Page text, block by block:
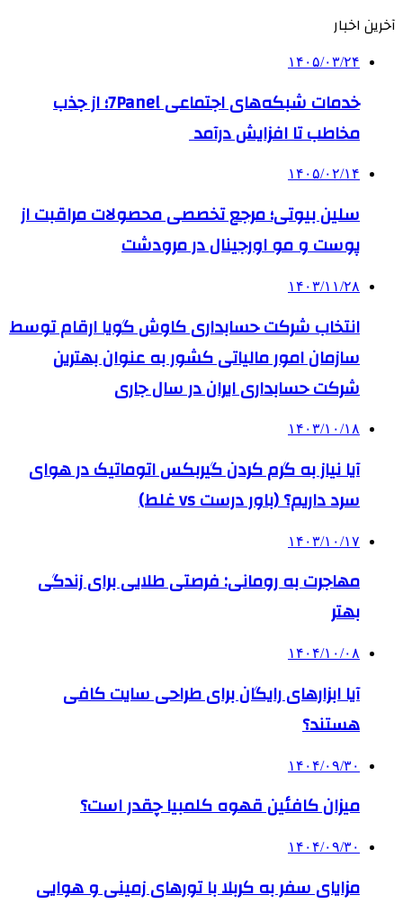
آخرین اخبار
۱۴۰۵/۰۳/۲۴
خدمات شبکه‌های اجتماعی 7Panel؛ از جذب
مخاطب تا افزایش درآمد
۱۴۰۵/۰۲/۱۴
سلین بیوتی؛ مرجع تخصصی محصولات مراقبت از
پوست و مو اورجینال در مرودشت
۱۴۰۳/۱۱/۲۸
انتخاب شرکت حسابداری کاوش گویا ارقام توسط
سازمان امور مالیاتی کشور به عنوان بهترین
شرکت حسابداری ایران در سال جاری
۱۴۰۳/۱۰/۱۸
آیا نیاز به گرم کردن گیربکس اتوماتیک در هوای
سرد داریم؟ (باور درست vs غلط)
۱۴۰۳/۱۰/۱۷
مهاجرت به رومانی: فرصتی طلایی برای زندگی
بهتر
۱۴۰۴/۱۰/۰۸
آیا ابزارهای رایگان برای طراحی سایت کافی
هستند؟
۱۴۰۴/۰۹/۳۰
میزان کافئین قهوه کلمبیا چقدر است؟
۱۴۰۴/۰۹/۳۰
مزایای سفر به کربلا با تورهای زمینی و هوایی